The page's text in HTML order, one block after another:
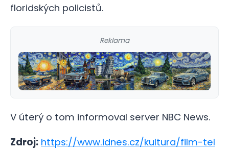
floridských policistů.
Reklama
V úterý o tom informoval server NBC News.
Zdroj: https://www.idnes.cz/kultura/film-tel